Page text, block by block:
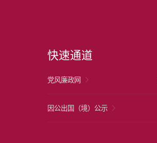
快速通道
党风廉政网
因公出国（境）公示